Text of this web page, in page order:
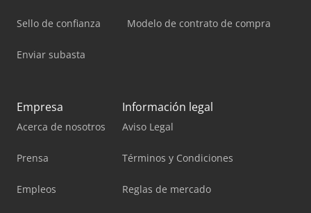
Sello de confianza
Enviar subasta
Modelo de contrato de compra
Empresa
Acerca de nosotros
Prensa
Empleos
Información legal
Aviso Legal
Términos y Condiciones
Reglas de mercado